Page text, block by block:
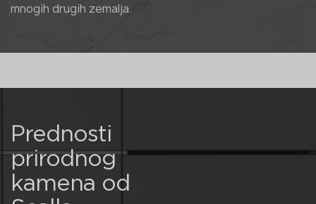
mnogih drugih zemalja.
Prednosti
prirodnog
kamena od